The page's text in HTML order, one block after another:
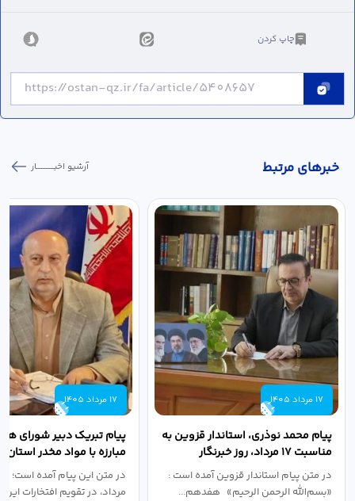
چاپ کردن
خبر‌های مرتبط آرشیو اخبـــــــــــار
17 مرداد 1405
پیام محمد نوذری، استاندار قزوین به
مناسبت ۱۷ مرداد، روز خبرنگار
در متن پیام استاندار قزوین آمده است :
«بسم‌الله الرحمن الرحیم» هفدهم...
17 مرداد 1405
پیام تبریک دبیر شورای
مبارزه با مواد مخدر استان
مناسبت روز خبرنگار...
در متن این پیام آمده
مرداد، در تقویم افتخارات